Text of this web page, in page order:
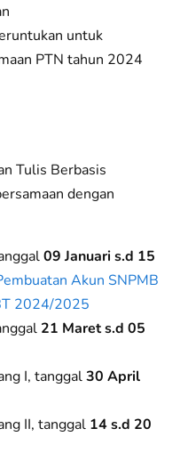
untuk
PTN tahun 2024
Tulis Berbasis
dengan
09 Januari s.d 15
Akun SNPMB
2024/2025
21 Maret s.d 05
I, tanggal30 April
II, tanggal 14 s.d 20